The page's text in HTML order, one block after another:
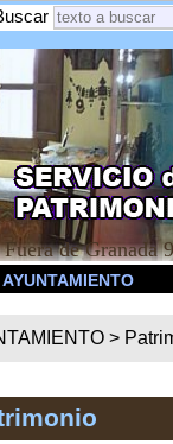
de Granada
AYUNTAMIENTO
>